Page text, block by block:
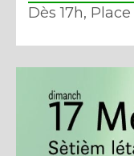
Dès 17h,